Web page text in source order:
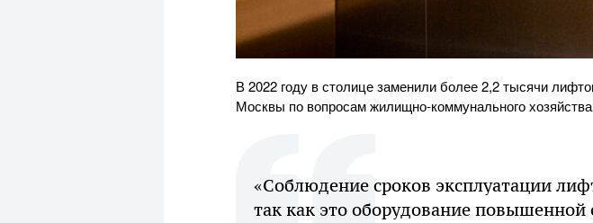
В 2022 году в столице заменили более 2,2 тысячи
Москвы по вопросам жилищно-коммунального
«Соблюдение сроков эксплуатации
так как это оборудование